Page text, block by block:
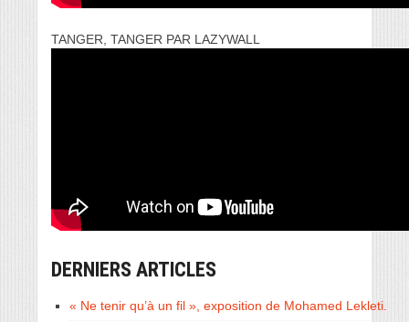
TANGER, TANGER PAR LAZYWALL
DERNIERS ARTICLES
« Ne tenir qu’à un fil », exposition de Mohamed Lekleti.